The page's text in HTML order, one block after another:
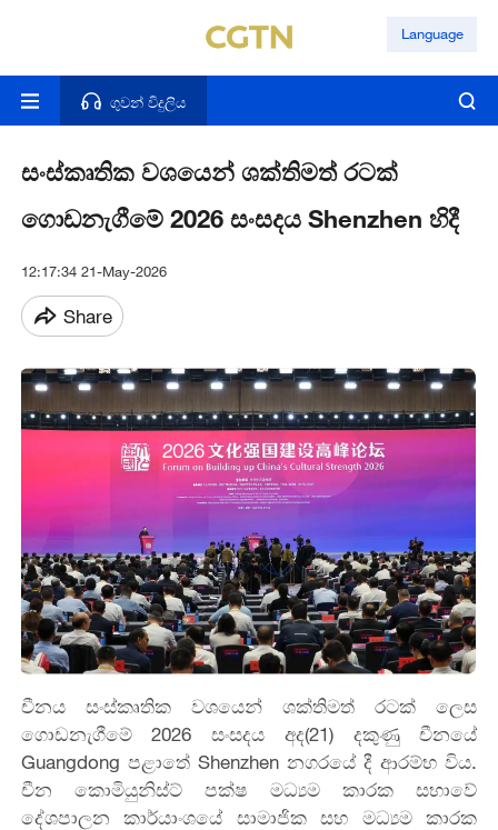
Language
ගුවන් විදුලිය
සංස්කෘතික වශයෙන් ශක්තිමත් රටක්
ගොඩනැගීමේ 2026 සංසදය Shenzhen හිදී
12:17:34 21-May-2026
Share
චීනය සංස්කෘතික වශයෙන් ශක්තිමත් රටක් ලෙස
ගොඩනැගීමේ 2026 සංසදය අද(21) දකුණු චීනයේ
Guangdong පළාතේ Shenzhen නගරයේ දී ආරම්භ විය.
චීන කොමියුනිස්ට් පක්ෂ මධ්‍යම කාරක සභාවේ
දේශපාලන කාර්යාංශයේ සාමාජික සහ මධ්‍යම කාරක